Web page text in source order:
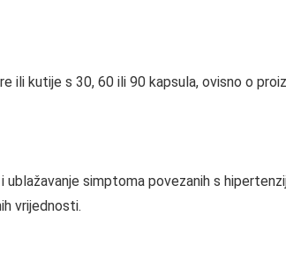
ili kutije s 30, 60 ili 90 kapsula, ovisno o
simptoma povezanih s
vrijednosti.